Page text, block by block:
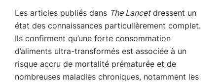
Les articles publiés dans The Lancetdressent un
état des connaissances particulièrement complet.
Ils confirment qu’une forte consommation
d’aliments ultra-transformés est associée à un
risque accru de mortalité prématurée et de
nombreuses maladies chroniques, notamment les